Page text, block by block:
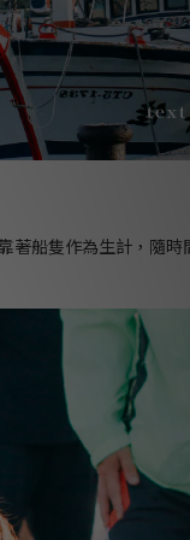
船隻作為生計，隨